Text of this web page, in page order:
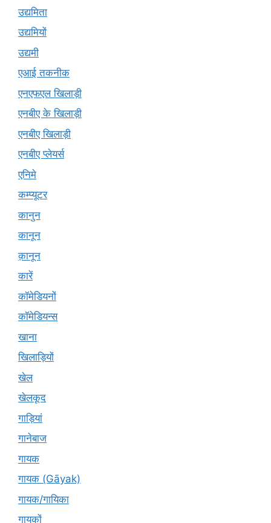
उद्यमिता
उद्यमियों
उद्यमी
एआई तकनीक
एनएफएल खिलाड़ी
एनबीए के खिलाड़ी
एनबीए खिलाड़ी
एनबीए प्लेयर्स
एनिमे
कम्प्यूटर
कानुन
कानून
क़ानून
कारें
कॉमेडियनों
कॉमेडियन्स
खाना
खिलाड़ियों
खेल
खेलकूद
गाड़ियां
गानेबाज
गायक
गायक (Gāyak)
गायक/गायिका
गायकों